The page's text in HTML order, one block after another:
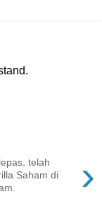
›
telah
Saham di